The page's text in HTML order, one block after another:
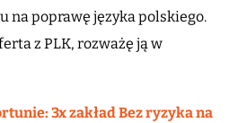
na poprawę języka polskiego.
z PLK, rozważę ją w
3x zakład Bez ryzyka na